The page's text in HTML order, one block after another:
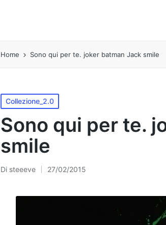
Home Sono qui per te. joker batman Jack smile
Pubblicato
in
Collezione_2.0
Sono qui per te.
smile
Pubblicato
Di steeeve 27/02/2015